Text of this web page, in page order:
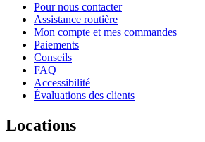
Pour nous contacter
Assistance routière
Mon compte et mes commandes
Paiements
Conseils
FAQ
Accessibilité
Évaluations des clients
Locations